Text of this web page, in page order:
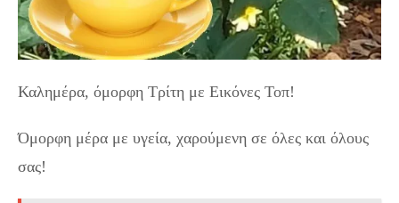
Καλημέρα, όμορφη Τρίτη με Εικόνες Τοπ!
Όμορφη μέρα με υγεία, χαρούμενη σε όλες και όλους
σας!